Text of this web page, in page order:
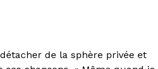
de la sphère privée et